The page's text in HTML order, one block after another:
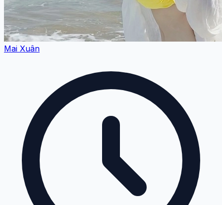
Mai Xuân